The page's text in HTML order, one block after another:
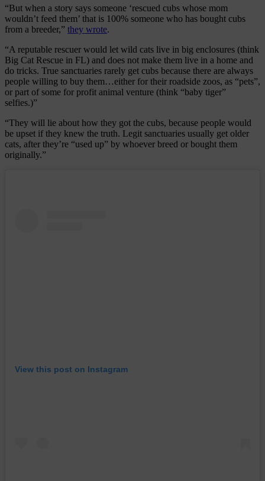
“But when a story says someone ‘rescued cubs whose mom
wouldn’t feed them’ that is 100% someone who has bought cubs
from a breeder,” they wrote.
“A reputable rescuer would let wild cats live in big enclosures (think
Big Cat Rescue in FL) and does not make them live in a home and
do tricks. True sanctuaries rarely get cubs because there are always
people willing to buy them…either for their roadside zoos, as “pets”,
or part of some for profit animal venture (think “baby tiger”
selfies.)”
“They will lie about how they got the cubs, because people would
be upset if they knew the truth. Legit sanctuaries usually get older
cats, after they’re “used up” by whoever breed or bought them
originally.”
View this post on Instagram